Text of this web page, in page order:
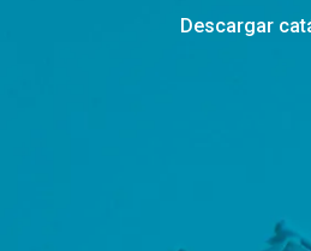
Descargar